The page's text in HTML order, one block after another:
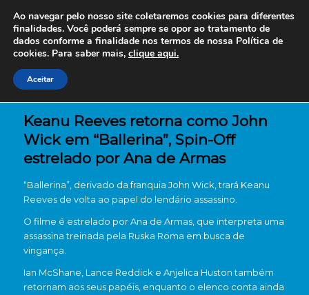
Keanu Reeves retorna como John
Wick em “Ballerina”, Spin-Off
estrelado por Ana de Armas
“Ballerina”, derivado da franquia John Wick, trará Keanu
Reeves de volta ao papel do lendário assassino.
O filme é estrelado por Ana de Armas, que interpreta uma
assassina treinada pela Ruska Roma em busca de
vingança.
Ian McShane, Lance Reddick e Anjelica Huston também
retornam aos seus papéis, enquanto o elenco conta ainda
Ao navegar pelo nosso site coletaremos cookies para diferentes
finalidades. Você poderá sempre se opor ao tratamento de
dados conforme a finalidade nos termos de nossa Política de
cookies. Para saber mais, clique aqui.
Aceitar